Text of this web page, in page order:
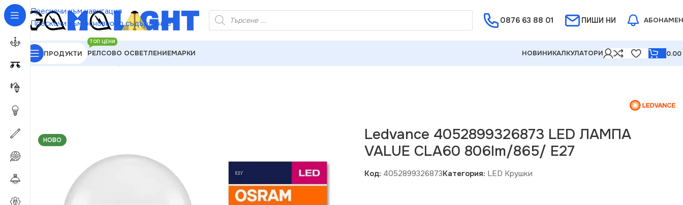
Прескочи към навигация
Прескочи към основното съдържание
ХЕЙ ТИ! РЕГИСТРИРАЙ СЕ И ВЗЕМИ КУПОН ЗА НАМАЛЕНИЕ ОТ 5% 0876 63 88 01 ПИШИ НИ
ПРОДУКТИ РЕЛСОВО ОСВЕТЛЕНИЕ
ТОП ЦЕНИ
МАРКИ НОВИНИКАЛКУЛАТОРИ 0.00
GAMALIGHT»
НОВО
Ledvance 4052899326873 LED ЛАМПА
VALUE CLA60 806lm/865/ E27
Код: 4052899326873Категория: LED Крушки